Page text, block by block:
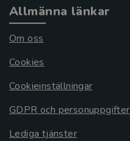
Allmänna länkar
Om oss
Cookies
Cookieinställningar
GDPR och personuppgifter
Lediga tjänster